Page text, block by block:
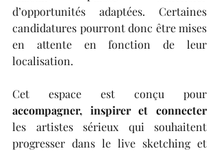
d’opportunités adaptées. Certaines
candidatures pourront donc être mises
en attente en fonction de leur
localisation.
accompagner, inspirer et connecter
les artistes sérieux qui souhaitent
progresser dans le live sketching et